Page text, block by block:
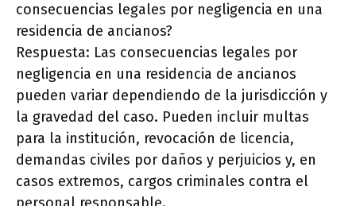
consecuencias legales por negligencia en una
residencia de ancianos?
Respuesta: Las consecuencias legales por
negligencia en una residencia de ancianos
pueden variar dependiendo de la jurisdicción y
la gravedad del caso. Pueden incluir multas
para la institución, revocación de licencia,
demandas civiles por daños y perjuicios y, en
casos extremos, cargos criminales contra el